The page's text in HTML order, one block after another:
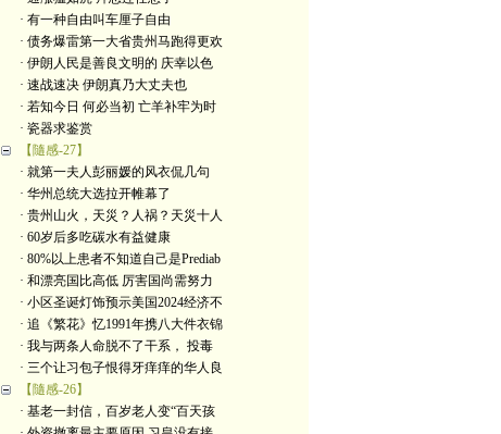
· 有一种自由叫车厘子自由
· 债务爆雷第一大省贵州马跑得更欢
· 伊朗人民是善良文明的 庆幸以色
· 速战速决 伊朗真乃大丈夫也
· 若知今日 何必当初 亡羊补牢为时
· 瓷器求鉴赏
【隨感-27】
· 就第一夫人彭丽媛的风衣侃几句
· 华州总统大选拉开帷幕了
· 贵州山火，天災？人祸？天災十人
· 60岁后多吃碳水有益健康
· 80%以上患者不知道自己是Prediab
· 和漂亮国比高低 厉害国尚需努力
· 小区圣诞灯饰预示美国2024经济不
· 追《繁花》忆1991年携八大件衣锦
· 我与两条人命脱不了干系， 投毒
· 三个让习包子恨得牙痒痒的华人良
【隨感-26】
· 基老一封信，百岁老人变“百天孩